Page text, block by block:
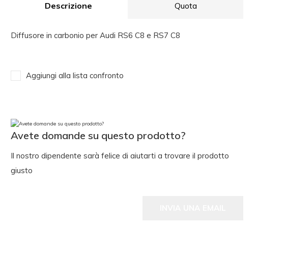
Descrizione Quota
Diffusore in carbonio per Audi RS6 C8 e RS7 C8
Aggiungi alla lista confronto
Avete domande su questo prodotto?
Il nostro dipendente sarà felice di aiutarti a trovare il prodotto
giusto